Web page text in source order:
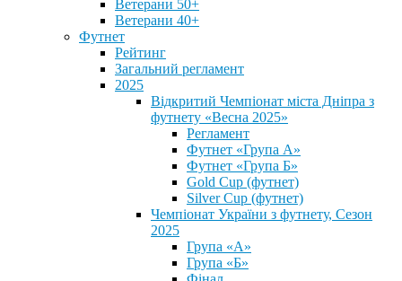
Ветерани 50+
Ветерани 40+
Футнет
Рейтинг
Загальний регламент
2025
Відкритий Чемпіонат міста Дніпра з
футнету «Весна 2025»
Регламент
Футнет «Група А»
Футнет «Група Б»
Gold Cup (футнет)
Silver Cup (футнет)
Чемпіонат України з футнету, Сезон
2025
Група «А»
Група «Б»